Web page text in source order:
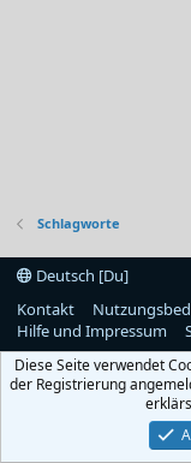
Schlagworte
Deutsch [Du]
Kontakt
Hilfe und Impressum
Diese Seite verwendet
der Registrierung